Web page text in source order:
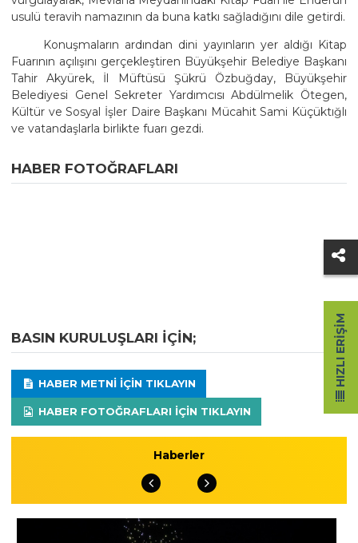
usulü teravih namazının da buna katkı sağladığını dile getirdi.
Konuşmaların ardından dini yayınların yer aldığı Kitap
Fuarının açılışını gerçekleştiren Büyükşehir Belediye Başkanı
Tahir Akyürek, İl Müftüsü Şükrü Özbuğday, Büyükşehir
Belediyesi Genel Sekreter Yardımcısı Abdülmelik Ötegen,
Kültür ve Sosyal İşler Daire Başkanı Mücahit Sami Küçüktığlı
ve vatandaşlarla birlikte fuarı gezdi.
HABER FOTOĞRAFLARI
BASIN KURULUŞLARI IÇIN;
HABER METNI IÇIN TIKLAYIN
HABER FOTOĞRAFLARI IÇIN TIKLAYIN
Haberler
HIZLI ERIŞIM